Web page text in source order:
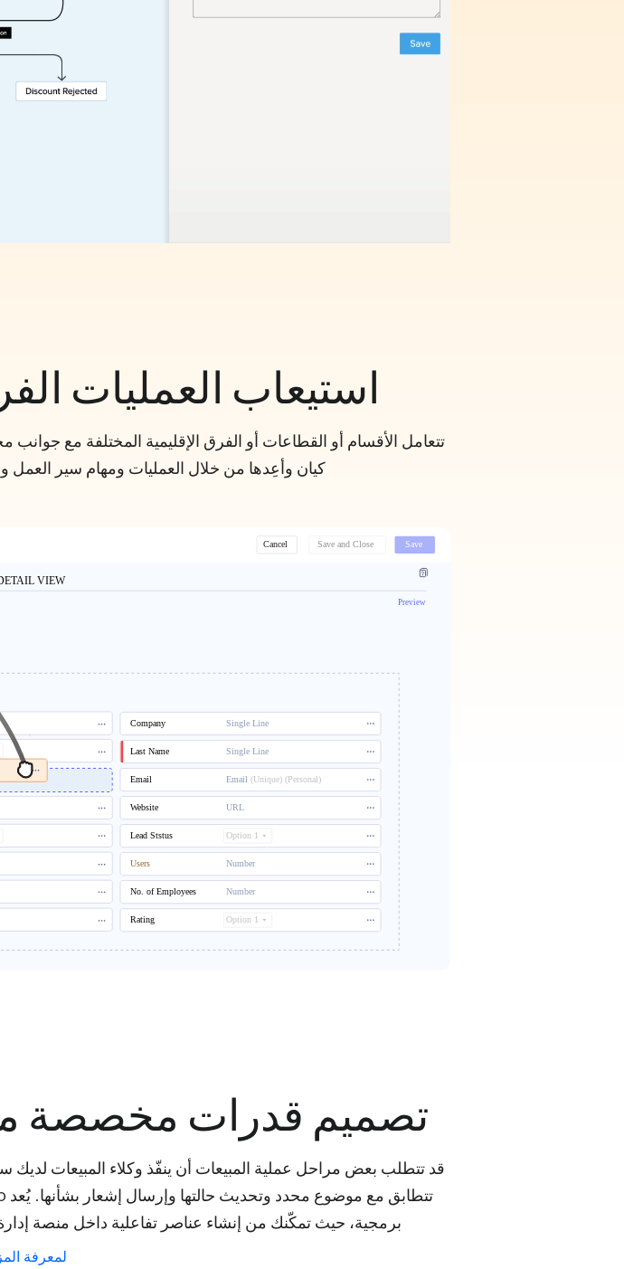
استيعاب العمليات
تتعامل الأقسام أو القطاعات أو الفرق الإقليمية المختلفة مع
كيان وأعِدها من خلال العمليات ومهام سير العمل
تصميم قدرات مخصصة
قد تتطلب بعض مراحل عملية المبيعات أن ينفّذ وكلاء المبيعات
برمجية، حيث تمكّنك من إنشاء عناصر تفاعلية داخل منصة
لمعرفة